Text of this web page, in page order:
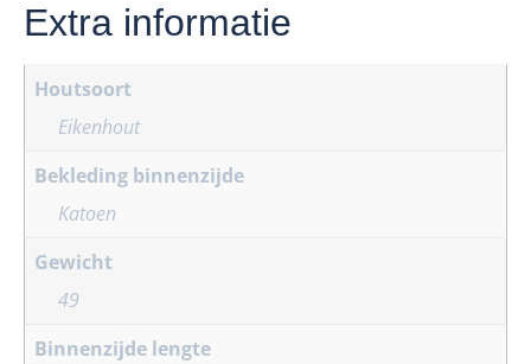
Extra informatie
Houtsoort
Eikenhout
Bekleding binnenzijde
Katoen
Gewicht
49
Binnenzijde lengte